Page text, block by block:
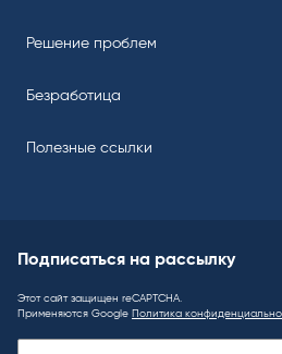
Решение проблем
Безработица
Полезные ссылки
Подписаться на рассылку
Этот сайт защищен reCAPTCHA.
Применяются Google Политика